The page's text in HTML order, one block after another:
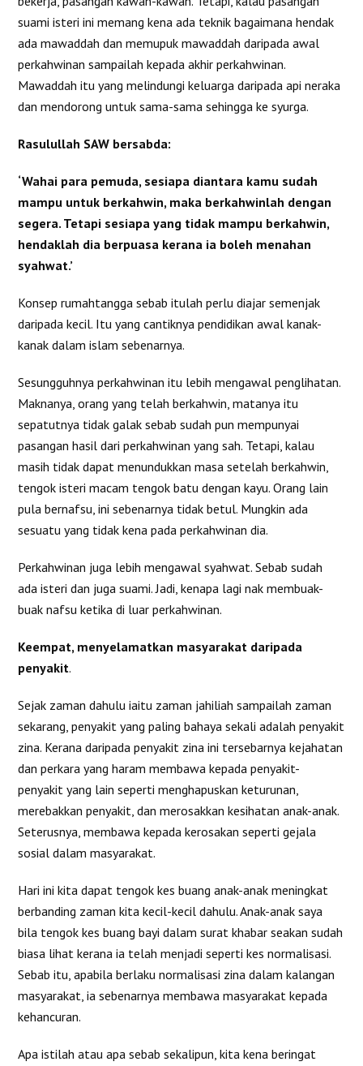
suami isteri ini memang kena ada teknik bagaimana hendak
ada mawaddah dan memupuk mawaddah daripada awal
perkahwinan sampailah kepada akhir perkahwinan.
Mawaddah itu yang melindungi keluarga daripada api neraka
dan mendorong untuk sama-sama sehingga ke syurga.
Rasulullah SAW bersabda:
‘Wahai para pemuda, sesiapa diantara kamu sudah
mampu untuk berkahwin, maka berkahwinlah dengan
segera. Tetapi sesiapa yang tidak mampu berkahwin,
hendaklah dia berpuasa kerana ia boleh menahan
syahwat.’
Konsep rumahtangga sebab itulah perlu diajar semenjak
daripada kecil. Itu yang cantiknya pendidikan awal kanak-
kanak dalam islam sebenarnya.
Sesungguhnya perkahwinan itu lebih mengawal penglihatan.
Maknanya, orang yang telah berkahwin, matanya itu
sepatutnya tidak galak sebab sudah pun mempunyai
pasangan hasil dari perkahwinan yang sah. Tetapi, kalau
masih tidak dapat menundukkan masa setelah berkahwin,
tengok isteri macam tengok batu dengan kayu. Orang lain
pula bernafsu, ini sebenarnya tidak betul. Mungkin ada
sesuatu yang tidak kena pada perkahwinan dia.
Perkahwinan juga lebih mengawal syahwat. Sebab sudah
ada isteri dan juga suami. Jadi, kenapa lagi nak membuak-
buak nafsu ketika di luar perkahwinan.
Keempat, menyelamatkan masyarakat daripada
penyakit.
Sejak zaman dahulu iaitu zaman jahiliah sampailah zaman
sekarang, penyakit yang paling bahaya sekali adalah penyakit
zina. Kerana daripada penyakit zina ini tersebarnya kejahatan
dan perkara yang haram membawa kepada penyakit-
penyakit yang lain seperti menghapuskan keturunan,
merebakkan penyakit, dan merosakkan kesihatan anak-anak.
Seterusnya, membawa kepada kerosakan seperti gejala
sosial dalam masyarakat.
Hari ini kita dapat tengok kes buang anak-anak meningkat
berbanding zaman kita kecil-kecil dahulu. Anak-anak saya
bila tengok kes buang bayi dalam surat khabar seakan sudah
biasa lihat kerana ia telah menjadi seperti kes normalisasi.
Sebab itu, apabila berlaku normalisasi zina dalam kalangan
masyarakat, ia sebenarnya membawa masyarakat kepada
kehancuran.
Apa istilah atau apa sebab sekalipun, kita kena beringat